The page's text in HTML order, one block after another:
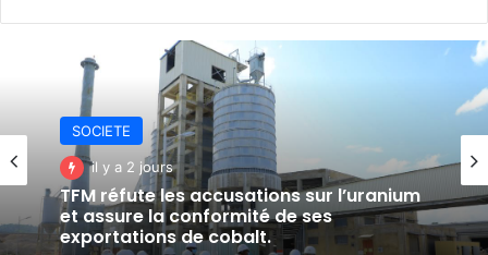
SOCIETE
il y a 2 jours
SOCIETE
il y a 3 jours